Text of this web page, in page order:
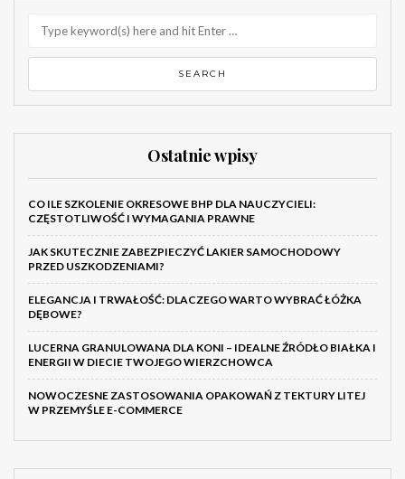
Ostatnie wpisy
CO ILE SZKOLENIE OKRESOWE BHP DLA NAUCZYCIELI:
CZĘSTOTLIWOŚĆ I WYMAGANIA PRAWNE
JAK SKUTECZNIE ZABEZPIECZYĆ LAKIER SAMOCHODOWY
PRZED USZKODZENIAMI?
ELEGANCJA I TRWAŁOŚĆ: DLACZEGO WARTO WYBRAĆ ŁÓŻKA
DĘBOWE?
LUCERNA GRANULOWANA DLA KONI – IDEALNE ŹRÓDŁO BIAŁKA I
ENERGII W DIECIE TWOJEGO WIERZCHOWCA
NOWOCZESNE ZASTOSOWANIA OPAKOWAŃ Z TEKTURY LITEJ
W PRZEMYŚLE E-COMMERCE